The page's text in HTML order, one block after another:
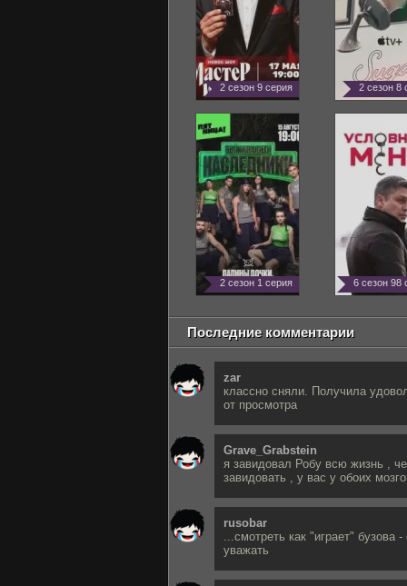
2 сезон 9 серия 2 сезон 8
2 сезон 1 серия 6 сезон 98
Последние комментарии
zar
классно сняли. Получила
от просмотра
Grave_Grabstein
я завидовал Робу всю жизнь ,
завидовать , у вас у обоих
rusobar
...смотреть как "играет" бузова -
уважать